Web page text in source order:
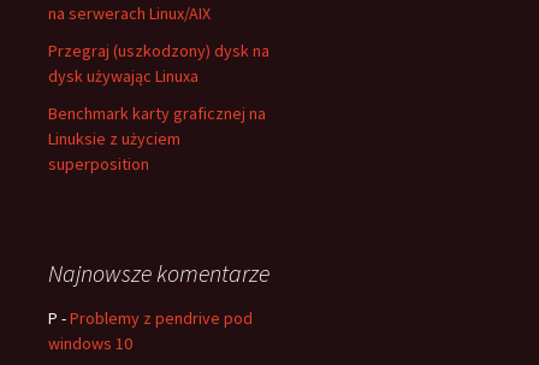
na serwerach Linux/AIX
Przegraj (uszkodzony) dysk na
dysk używając Linuxa
Benchmark karty graficznej na
Linuksie z użyciem
superposition
Najnowsze komentarze
P -Problemy z pendrive pod
windows 10